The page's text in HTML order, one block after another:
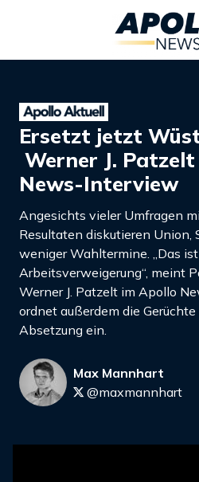
Ersetzt jetzt
Werner J.
News-Interview
Angesichts vieler Umfragen
Resultaten diskutieren Union,
weniger Wahltermine. „Das
Arbeitsverweigerung“, meint
Werner J. Patzelt im Apollo
ordnet außerdem die
Absetzung ein.
Max Mannhart
@maxmannhart